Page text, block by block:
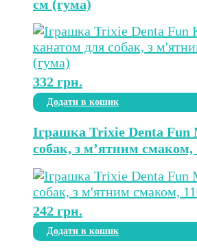
см (гума)
332 грн.
Додати в кошик
Іграшка Trixie Denta Fun
собак, з м’ятним смаком,
242 грн.
Додати в кошик